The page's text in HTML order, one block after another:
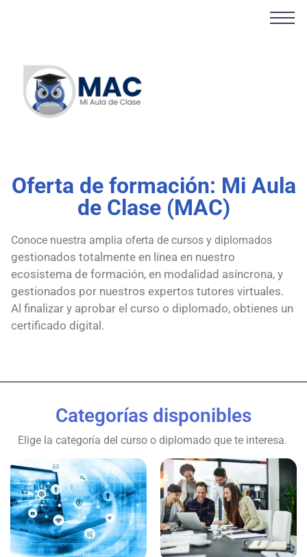
Oferta de formación: Mi Aula
de Clase (MAC)
Conoce nuestra amplia oferta de cursos y diplomados
gestionados totalmente en línea en nuestro
ecosistema de formación, en modalidad asíncrona, y
gestionados por nuestros expertos tutores virtuales.
Al finalizar y aprobar el curso o diplomado, obtienes un
certificado digital.
Categorías disponibles
Elige la categoría del curso o diplomado que te interesa.